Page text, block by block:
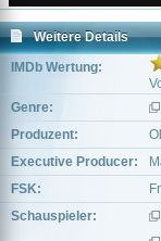
Weitere Details
IMDb Wertung:
Genre:
Produzent:
Executive Producer:
FSK:
Schauspieler: